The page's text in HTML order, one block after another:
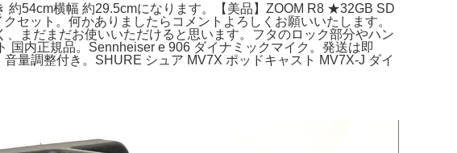
約54cm横幅 約29.5cmになります。【美品】ZOOM R8 ★32GB SD
セット。何かありましたらコメントよろしくお願いいたします。
まだまだお使いいただけると思います。フタのロック部分やハン
国内正規品。Sennheiser e 906 ダイナミックマイク。発送は即
量調整付き。SHURE シュア MV7X ポッドキャスト MV7X-J ダイ